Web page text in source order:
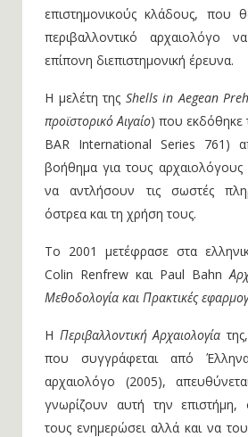
επιστημονικούς κλάδους, που
περιβαλλοντικό αρχαιολόγο
επίπονη διεπιστημονική έρευνα.
Η μελέτη της Shellsin Aegean
προϊστορικό Αιγαίο) που εκδόθηκε
BAR International Series 761)
βοήθημα για τους
να αντλήσουν τις σωστές
όστρεα και τη χρήση τους.
Το 2001 μετέφρασε στα
Colin Renfrew και Paul Bahn
Μεθοδολογία και Πρακτικές
Η Περιβαλλοντική Αρχαιολογία
που συγγράφεται από Έλληνα
αρχαιολόγο (2005),
γνωρίζουν αυτή την επιστήμη,
τους ενημερώσει αλλά και να